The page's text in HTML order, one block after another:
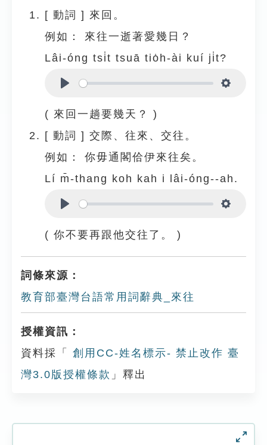
[ 動詞 ] 來回。
例如：
來往一逝著愛幾日？
Lâi-óng tsi̍t tsuā tio̍h-ài kuí ji̍t?
( 來回一趟要幾天？ )
[ 動詞 ] 交際、往來、交往。
例如：
你毋通閣佮伊來往矣。
Lí m̄-thang koh kah i lâi-óng--ah.
( 你不要再跟他交往了。 )
詞條來源：
教育部臺灣台語常用詞辭典_來往
授權資訊：
資料採「
創用CC-姓名標示- 禁止改作 臺
灣3.0版授權條款 」釋出